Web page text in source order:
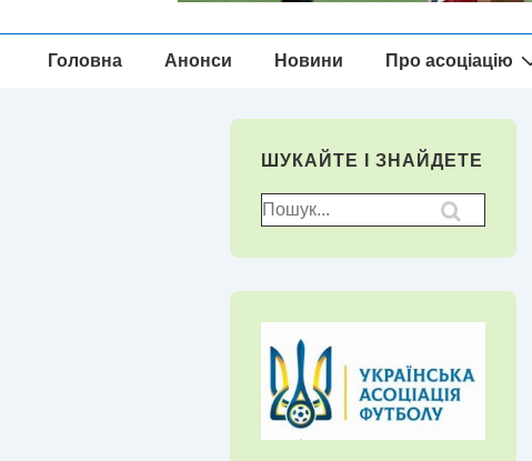
Головна
Головна Анонси Новини Про асоціацію
ШУКАЙТЕ І ЗНАЙДЕТЕ
Пошук
для: